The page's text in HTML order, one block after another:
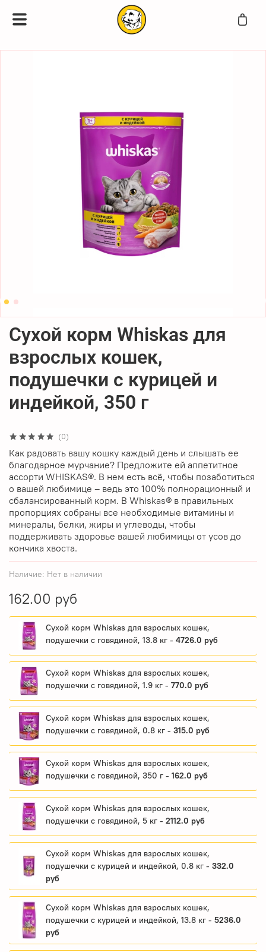
(0)
Наличие: Нет в наличии
Сухой корм Whiskas для
взрослых кошек,
подушечки с курицей и
индейкой, 350 г
162.00 руб
Сухой корм Whiskas для взрослых кошек,
подушечки с говядиной, 13.8 кг - 4726.0 руб
Сухой корм Whiskas для взрослых кошек,
подушечки с говядиной, 1.9 кг - 770.0 руб
Сухой корм Whiskas для взрослых кошек,
подушечки с говядиной, 0.8 кг - 315.0 руб
Сухой корм Whiskas для взрослых кошек,
подушечки с говядиной, 350 г - 162.0 руб
Сухой корм Whiskas для взрослых кошек,
подушечки с говядиной, 5 кг - 2112.0 руб
Сухой корм Whiskas для взрослых кошек,
подушечки с курицей и индейкой, 0.8 кг - 332.0
руб
Сухой корм Whiskas для взрослых кошек,
подушечки с курицей и индейкой, 13.8 кг - 5236.0
руб
Как радовать вашу кошку каждый день и слышать ее
благодарное мурчание? Предложите ей аппетитное
ассорти WHISKAS®. В нем есть всё, чтобы позаботиться
о вашей любимице – ведь это 100% полнорационный и
сбалансированный корм. В Whiskas® в правильных
пропорциях собраны все необходимые витамины и
минералы, белки, жиры и углеводы, чтобы
поддерживать здоровье вашей любимицы от усов до
кончика хвоста.